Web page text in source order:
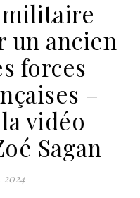
un ancien
forces
–
vidéo
Sagan